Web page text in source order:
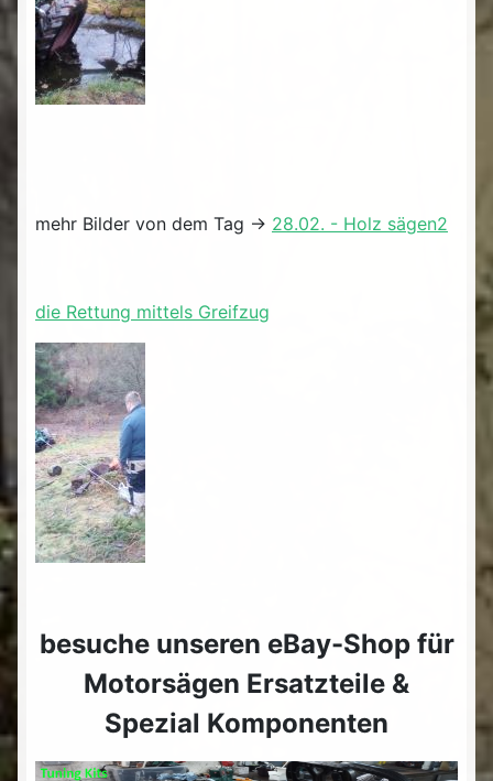
mehr Bilder von dem Tag -> 28.02. - Holz sägen2
die Rettung mittels Greifzug
besuche unseren eBay-Shop für
Motorsägen Ersatzteile &
Spezial Komponenten